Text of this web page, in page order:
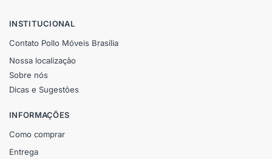
INSTITUCIONAL
Contato Pollo Móveis Brasília
Nossa localização
Sobre nós
Dicas e Sugestões
INFORMAÇÕES
Como comprar
Entrega